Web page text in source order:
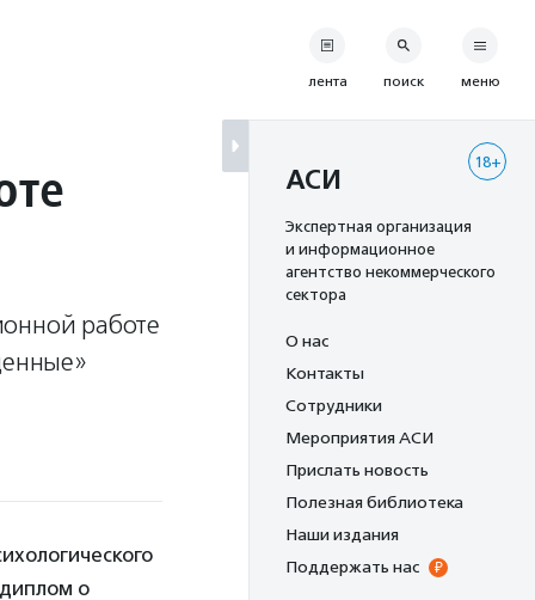
работе
о
лента поиск меню
18+
АСИ
Экспертная организация
и информационное
агентство некоммерческого
сектора
О нас
Контакты
Сотрудники
Мероприятия АСИ
Прислать новость
Полезная библиотека
Наши издания
Поддержать нас